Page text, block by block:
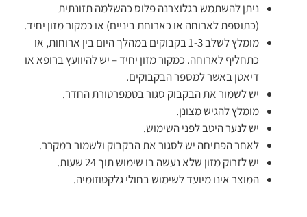
ניתן להשתמש בגלוצרנה פלוס כהשלמה תזונתית
(כתוספת לארוחה או כארוחת ביניים) או כמקור מזון יחיד.
מומלץ לשלב 1-3 בקבוקים במהלך היום בין ארוחות, או
כתחליף לארוחה. כמקור מזון יחיד – יש להיוועץ ברופא או
דיאטן באשר למספר הבקבוקים.
יש לשמור את הבקבוק סגור בטמפרטורת החדר.
מומלץ להגיש מצונן.
יש לנער היטב לפני השימוש.
לאחר הפתיחה יש לסגור את הבקבוק ולשמור במקרר.
יש לזרוק מזון שלא נעשה בו שימוש תוך 24 שעות.
המוצר אינו מיועד לשימוש בחולי גלקטוזומיה.